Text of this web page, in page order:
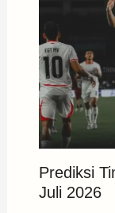
Prediksi
Juli 2026